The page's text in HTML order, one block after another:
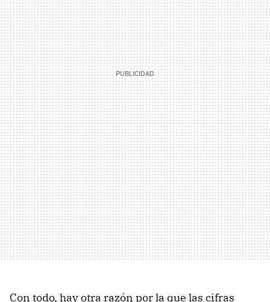
Con todo, hay otra razón por la que las cifras